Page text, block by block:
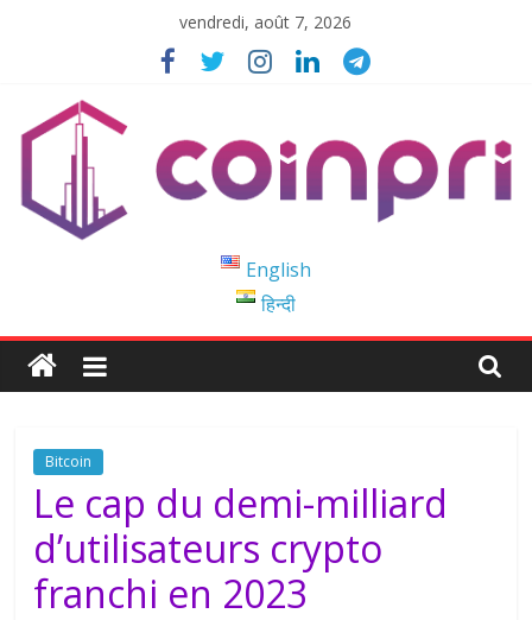
vendredi, août 7, 2026
Blockchain
Easy
to
English
हिन्दी
Bitcoin
Le cap du demi-milliard
d’utilisateurs crypto
franchi en 2023